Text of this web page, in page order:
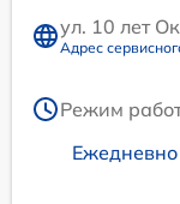
ул. 10 лет
Адрес
Режим